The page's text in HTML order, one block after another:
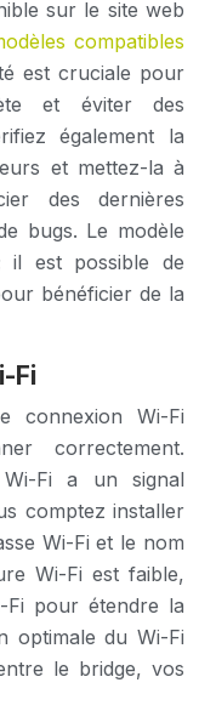
sur le site web
compatibles
est cruciale pour
et éviter des
également la
et mettez-la à
des dernières
bugs. Le modèle
il est possible de
bénéficier de la
Fi
connexion Wi-Fi
correctement.
Fi a un signal
comptez installer
Wi-Fi et le nom
Wi-Fi est faible,
Fi pour étendre la
optimale du Wi-Fi
le bridge, vos